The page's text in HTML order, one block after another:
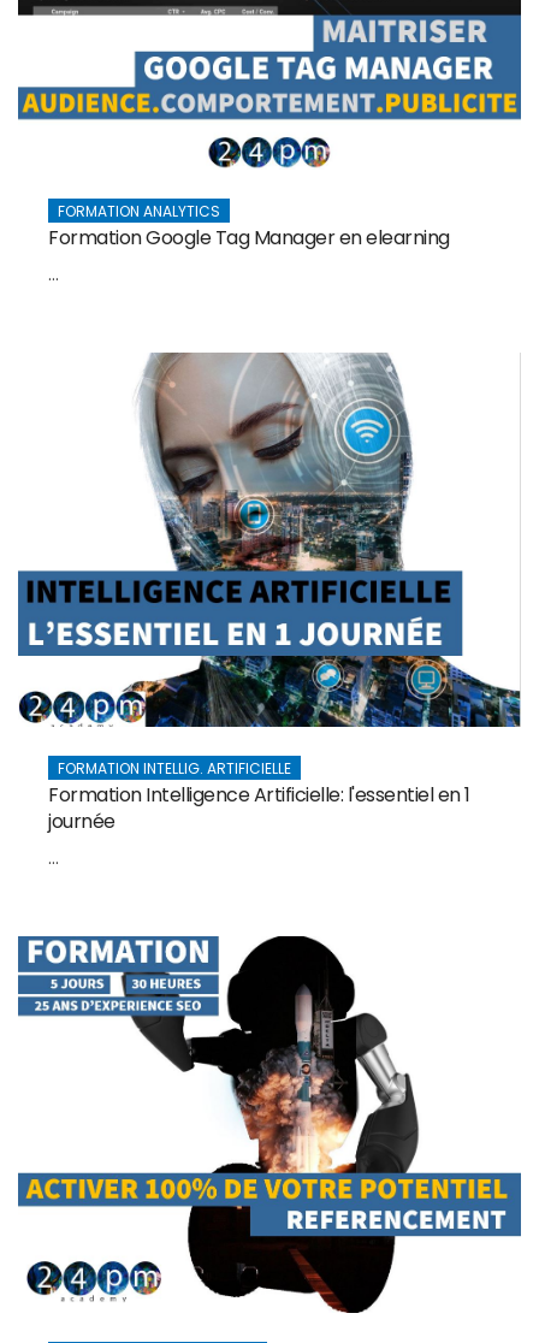
FORMATION ANALYTICS
Formation Google Tag Manager en elearning
...
FORMATION INTELLIG. ARTIFICIELLE
Formation Intelligence Artificielle: l'essentiel en 1
journée
...